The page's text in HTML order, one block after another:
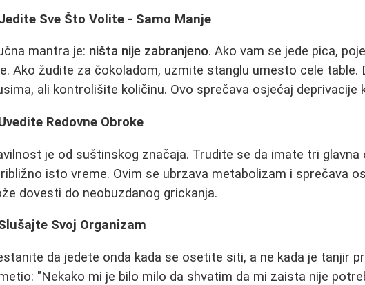
Sve Što Volite - Samo Manje
mantra je: ništa nije zabranjeno. Ako vam se jede pica,
Ako žudite za čokoladom, uzmite stanglu umesto cele table.
ali kontrolišite količinu. Ovo sprečava osjećaj deprivacije
Redovne Obroke
je od suštinskog značaja. Trudite se da imate tri glavna
isto vreme. Ovim se ubrzava metabolizam i sprečava
dovesti do neobuzdanog grickanja.
Svoj Organizam
da jedete onda kada se osetite siti, a ne kada je tanjir
"Nekako mi je bilo milo da shvatim da mi zaista nije